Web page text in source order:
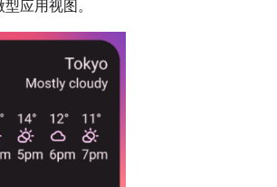
应用视图。